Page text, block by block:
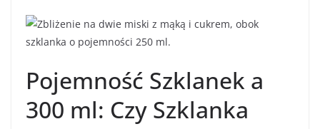
Pojemność Szklanek a
300 ml: Czy Szklanka